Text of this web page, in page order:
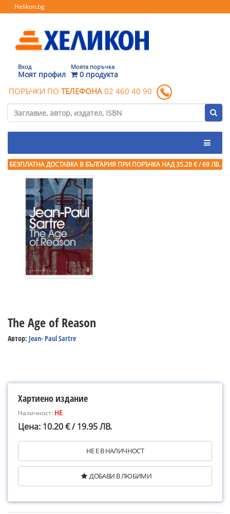
Helikon.bg
Вход
Моят профил
Моята поръчка
0 продукта
ПОРЪЧКИ ПО ТЕЛЕФОНА 02 460 40 90
БЕЗПЛАТНА ДОСТАВКА В БЪЛГАРИЯ ПРИ ПОРЪЧКА НАД 35.28 € / 69 ЛВ.
The Age of Reason
Автор: Jean- Paul Sartre
Хартиено издание
Наличност: НЕ
Цена: 10.20 € / 19.95 ЛВ.
НЕ Е В НАЛИЧНОСТ
ДОБАВИ В ЛЮБИМИ